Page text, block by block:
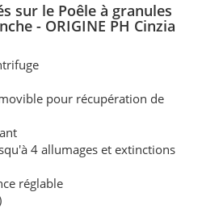
sur le Poêle à granules
- ORIGINE PH Cinzia
pour récupération de
4 allumages et extinctions
réglable